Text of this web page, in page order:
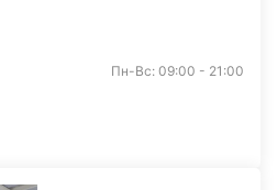
Пн-Вс: 09:00 - 21:00